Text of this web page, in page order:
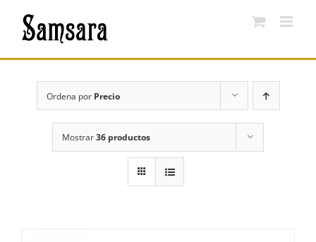
contenido
Ordena por Precio
Mostrar36 productos